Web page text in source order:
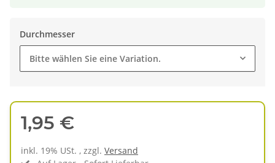
Durchmesser
Bitte wählen Sie eine Variation.
1,95 €
inkl. 19% USt. , zzgl. Versand